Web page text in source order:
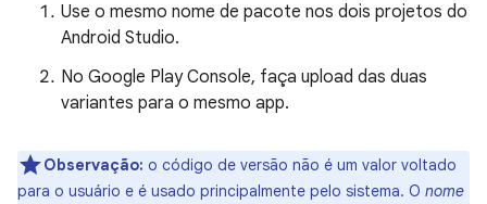
Use o mesmo nome de pacote nos dois projetos do
Android Studio.
No Google Play Console, faça upload das duas
variantes para o mesmo app.
Observação: o código de versão não é um valor voltado
para o usuário e é usado principalmente pelo sistema. O nome